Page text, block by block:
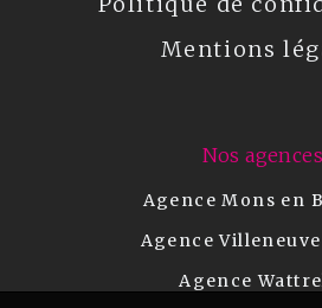
Mentions
Nos agences
Agence Mons en
Agence
Agence